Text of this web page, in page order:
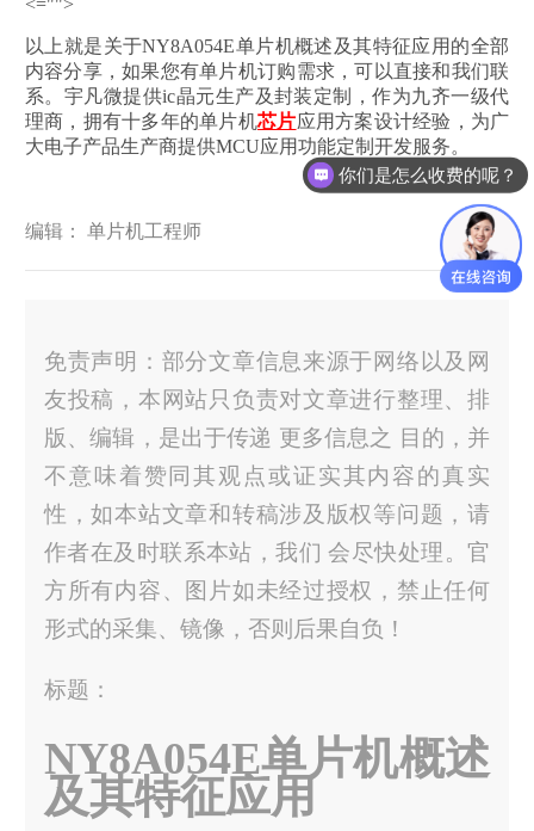
<="">
以上就是关于NY8A054E单片机概述及其特征应用的全部
内容分享，如果您有单片机订购需求，可以直接和我们联
系。宇凡微提供ic晶元生产及封装定制，作为九齐一级代
理商，拥有十多年的单片机芯片应用方案设计经验，为广
大电子产品生产商提供MCU应用功能定制开发服务。
编辑： 单片机工程师
免责声明：部分文章信息来源于网络以及网
友投稿，本网站只负责对文章进行整理、排
版、编辑，是出于传递 更多信息之 目的，并
不意味着赞同其观点或证实其内容的真实
性，如本站文章和转稿涉及版权等问题，请
作者在及时联系本站，我们 会尽快处理。官
方所有内容、图片如未经过授权，禁止任何
形式的采集、镜像，否则后果自负！
标题：
NY8A054E单片机概述
及其特征应用
你们是怎么收费的呢？